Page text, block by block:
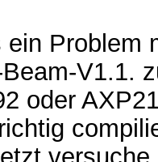
Problem
V1.1.
oder